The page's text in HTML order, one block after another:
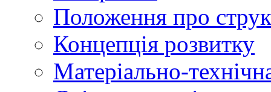
Положення про
Концепція розвитку
Матеріально-